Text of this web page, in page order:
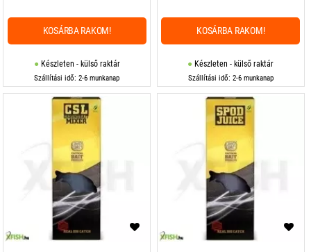
Készleten - külső raktár
Szállítási idő: 2-6 munkanap
KOSÁRBA RAKOM!
Készleten - külső raktár
Szállítási idő: 2-6 munkanap
KOSÁRBA RAKOM!